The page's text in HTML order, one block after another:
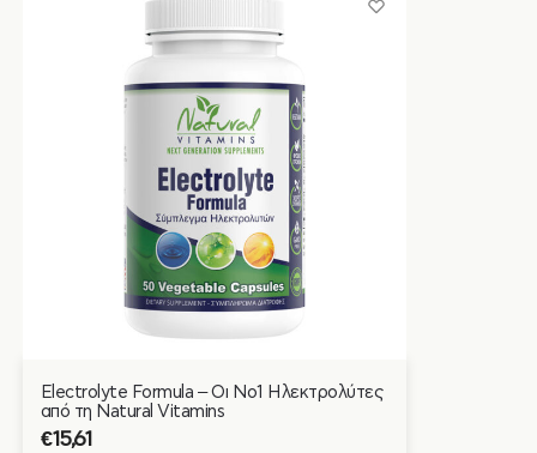
Electrolyte Formula – Οι Νο1 Ηλεκτρολύτες
από τη Natural Vitamins
€15,61